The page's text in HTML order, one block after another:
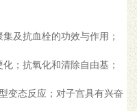
及抗血栓的功效与作用；
；抗氧化和清除自由基；
变态反应；对子宫具有兴奋